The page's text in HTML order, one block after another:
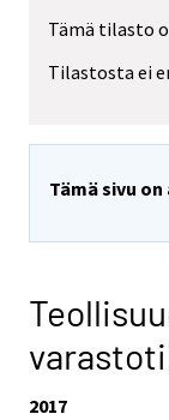
Tämä tilasto
Tilastosta ei
Tämä sivu
2017